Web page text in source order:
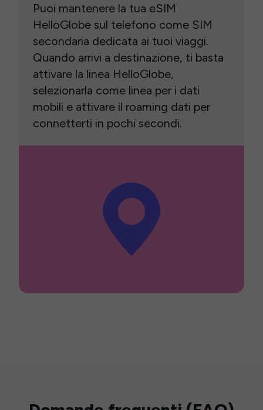
Puoi mantenere la tua eSIM
HelloGlobe sul telefono come SIM
secondaria dedicata ai tuoi viaggi.
Quando arrivi a destinazione, ti basta
attivare la linea HelloGlobe,
selezionarla come linea per i dati
mobili e attivare il roaming dati per
connetterti in pochi secondi.